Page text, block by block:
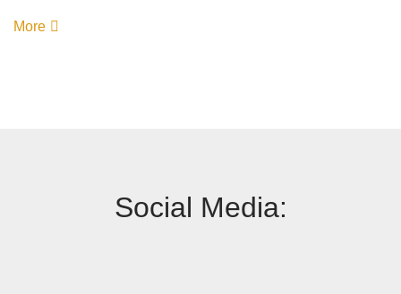
More
Social Media: